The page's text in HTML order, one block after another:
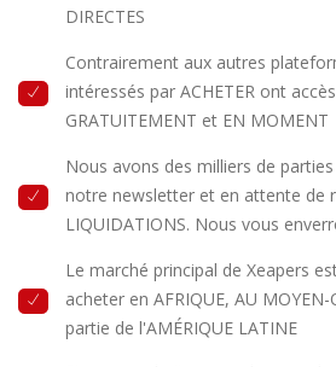
DIRECTES
Contrairement aux autres
intéressés par ACHETER ont
GRATUITEMENT et EN MOMENT
Nous avons des milliers de
notre newsletter et en attente de
LIQUIDATIONS. Nous vous
Le marché principal de Xeapers
acheter en AFRIQUE, AU
partie de l'AMÉRIQUE LATINE